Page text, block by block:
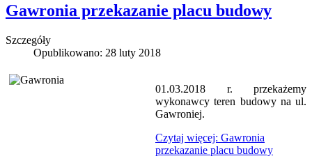
Gawronia przekazanie placu budowy
Szczegóły
Opublikowano: 28 luty 2018
01.03.2018 r. przekażemy
wykonawcy teren budowy na ul.
Gawroniej.
Czytaj więcej: Gawronia
przekazanie placu budowy